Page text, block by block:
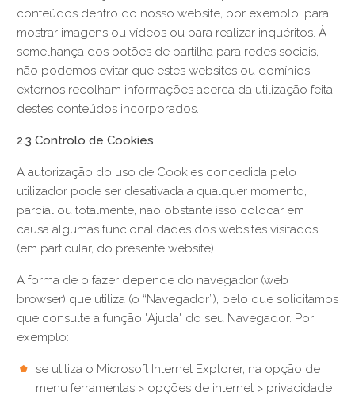
conteúdos dentro do nosso website, por exemplo, para
mostrar imagens ou vídeos ou para realizar inquéritos. À
semelhança dos botões de partilha para redes sociais,
não podemos evitar que estes websites ou domínios
externos recolham informações acerca da utilização feita
destes conteúdos incorporados.
2.3 Controlo de Cookies
A autorização do uso de Cookies concedida pelo
utilizador pode ser desativada a qualquer momento,
parcial ou totalmente, não obstante isso colocar em
causa algumas funcionalidades dos websites visitados
(em particular, do presente website).
A forma de o fazer depende do navegador (web
browser) que utiliza (o “Navegador”), pelo que solicitamos
que consulte a função "Ajuda" do seu Navegador. Por
exemplo:
se utiliza o Microsoft Internet Explorer, na opção de
menu ferramentas > opções de internet > privacidade